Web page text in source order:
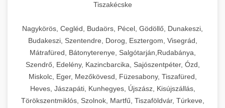
Tiszakécske
Nagykörös, Cegléd, Budaörs, Pécel, Gödöllő, Dunakeszi,
Budakeszi, Szentendre, Dorog, Esztergom, Visegrád,
Mátrafüred, Bátonyterenye, Salgótarján,Rudabánya,
Szendrő, Edelény, Kazincbarcika, Sajószentpéter, Ózd,
Miskolc, Eger, Mezőkövesd, Füzesabony, Tiszafüred,
Heves, Jászapáti, Kunhegyes, Újszász, Kisújszállás,
Törökszentmiklós, Szolnok, Martfű, Tiszaföldvár, Túrkeve,